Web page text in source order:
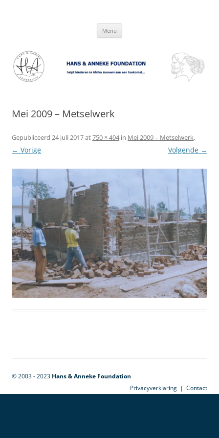
Menu
Mei 2009 – Metselwerk
Gepubliceerd 24 juli 2017at750 × 494in Mei 2009 – Metselwerk.
← Vorige Volgende →
© 2003 - 2023 Hans & Anneke Foundation
Privacyverklaring | Contact